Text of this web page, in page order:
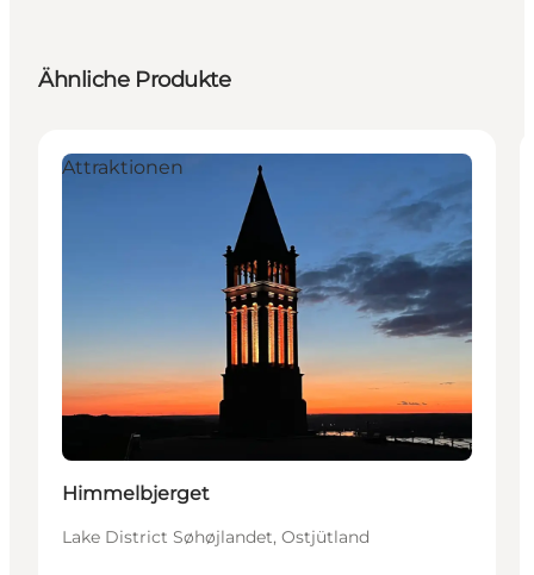
Ähnliche Produkte
Attraktionen
Himmelbjerget
Lake District Søhøjlandet, Ostjütland